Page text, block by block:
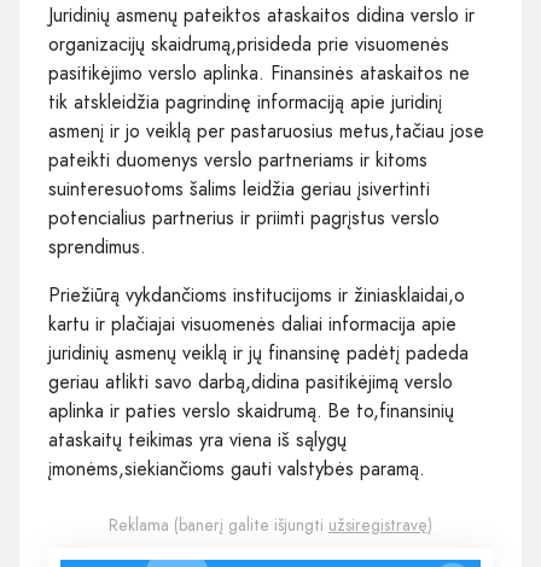
Juridinių asmenų pateiktos ataskaitos didina verslo ir
organizacijų skaidrumą,prisideda prie visuomenės
pasitikėjimo verslo aplinka. Finansinės ataskaitos ne
tik atskleidžia pagrindinę informaciją apie juridinį
asmenį ir jo veiklą per pastaruosius metus,tačiau jose
pateikti duomenys verslo partneriams ir kitoms
suinteresuotoms šalims leidžia geriau įsivertinti
potencialius partnerius ir priimti pagrįstus verslo
sprendimus.
Priežiūrą vykdančioms institucijoms ir žiniasklaidai,o
kartu ir plačiajai visuomenės daliai informacija apie
juridinių asmenų veiklą ir jų finansinę padėtį padeda
geriau atlikti savo darbą,didina pasitikėjimą verslo
aplinka ir paties verslo skaidrumą. Be to,finansinių
ataskaitų teikimas yra viena iš sąlygų
įmonėms,siekiančioms gauti valstybės paramą.
Reklama (banerį galite išjungti užsiregistravę)